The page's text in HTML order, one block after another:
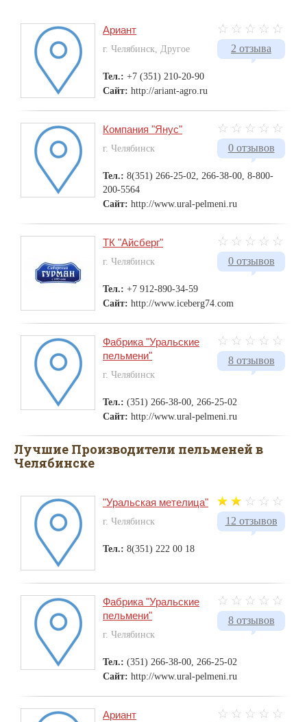
2 отзыва
Ариант
г. Челябинск, Другое
Тел.: +7 (351) 210-20-90
Сайт: http://ariant-agro.ru
0 отзывов
Компания "Янус"
г. Челябинск
Тел.: 8(351) 266-25-02, 266-38-00, 8-800-
200-5564
Сайт: http://www.ural-pelmeni.ru
0 отзывов
ТК "Айсберг"
г. Челябинск
Тел.: +7 912-890-34-59
Сайт: http://www.iceberg74.com
8 отзывов
Фабрика "Уральские
пельмени"
г. Челябинск
Тел.: (351) 266-38-00, 266-25-02
Сайт: http://www.ural-pelmeni.ru
Лучшие Производители пельменей в
Челябинске
12 отзывов
"Уральская метелица"
г. Челябинск
Тел.: 8(351) 222 00 18
8 отзывов
Фабрика "Уральские
пельмени"
г. Челябинск
Тел.: (351) 266-38-00, 266-25-02
Сайт: http://www.ural-pelmeni.ru
Ариант